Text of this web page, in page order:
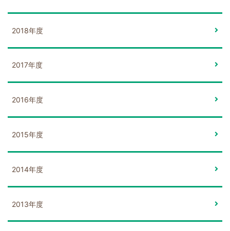
2018年度
2017年度
2016年度
2015年度
2014年度
2013年度